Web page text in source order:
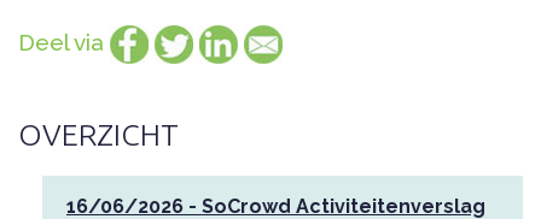
Deel via
OVERZICHT
16/06/2026 - SoCrowd Activiteitenverslag